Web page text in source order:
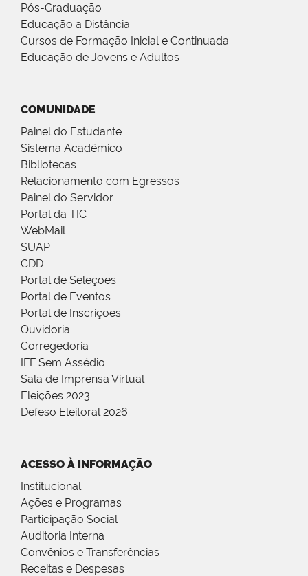
Pós-Graduação
Educação a Distância
Cursos de Formação Inicial e Continuada
Educação de Jovens e Adultos
COMUNIDADE
Painel do Estudante
Sistema Acadêmico
Bibliotecas
Relacionamento com Egressos
Painel do Servidor
Portal da TIC
WebMail
SUAP
CDD
Portal de Seleções
Portal de Eventos
Portal de Inscrições
Ouvidoria
Corregedoria
IFF Sem Assédio
Sala de Imprensa Virtual
Eleições 2023
Defeso Eleitoral 2026
ACESSO À INFORMAÇÃO
Institucional
Ações e Programas
Participação Social
Auditoria Interna
Convênios e Transferências
Receitas e Despesas